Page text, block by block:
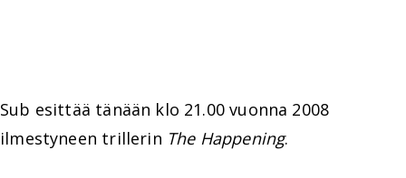
Sub esittää tänään klo 21.00 vuonna 2008
ilmestyneen trillerin The Happening.